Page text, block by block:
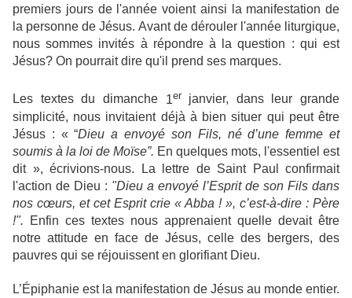
premiers jours de l'année voient ainsi la manifestation de
la personne de Jésus. Avant de dérouler l'année liturgique,
nous sommes invités à répondre à la question : qui est
Jésus? On pourrait dire qu'il prend ses marques.
Les textes du dimanche 1er janvier, dans leur grande
simplicité, nous invitaient déjà à bien situer qui peut être
Jésus : « “Dieu a envoyé son Fils, né d’une femme et
soumis à la loi de Moïse”. En quelques mots, l'essentiel est
dit », écrivions-nous. La lettre de Saint Paul confirmait
l'action de Dieu : "Dieu a envoyé l’Esprit de son Fils dans
nos cœurs, et cet Esprit crie « Abba !», c’est-à-dire : Père
!".
Enfin ces textes nous apprenaient quelle devait être
notre attitude en face de Jésus, celle des bergers, des
pauvres qui se réjouissent en glorifiant Dieu.
L’Épiphanie est la manifestation de Jésus au monde entier.